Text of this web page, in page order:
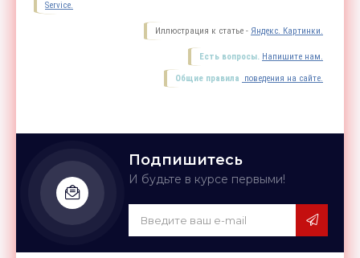
Service.
Иллюстрация к статье - Яндекс. Картинки.
Есть вопросы. Напишите нам.
Общие правила поведения на сайте.
Подпишитесь
И будьте в курсе первыми!